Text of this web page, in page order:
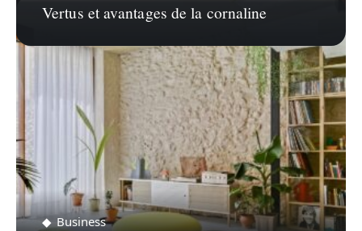
Vertus et avantages de la cornaline
Business